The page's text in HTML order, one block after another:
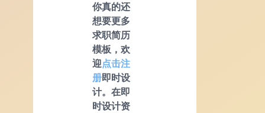
你真的还
想要更多
求职简历
模板，欢
迎点击注
册即时设
计。在即
时设计资